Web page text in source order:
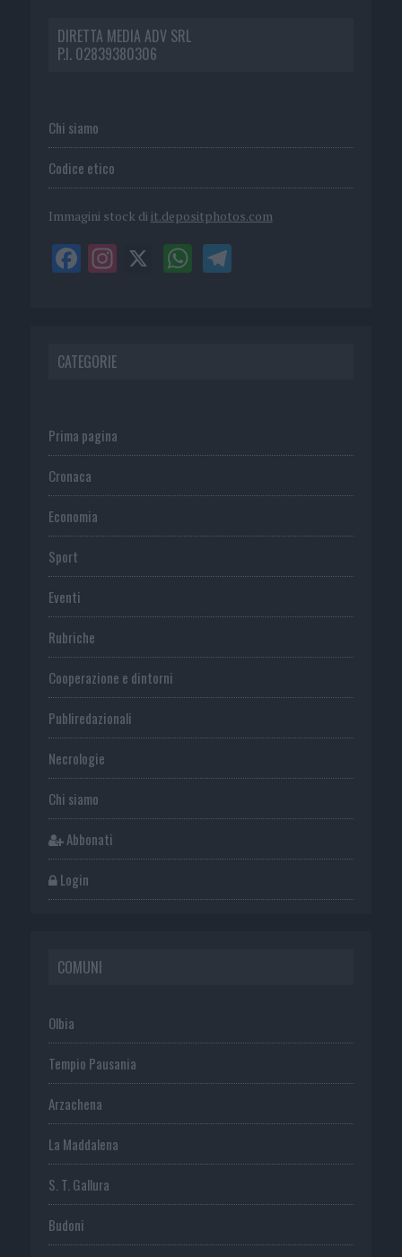
DIRETTA MEDIA ADV SRL
P.I. 02839380306
Chi siamo
Codice etico
Immagini stock di it.depositphotos.com
CATEGORIE
Prima pagina
Cronaca
Economia
Sport
Eventi
Rubriche
Cooperazione e dintorni
Publiredazionali
Necrologie
Chi siamo
Abbonati
Login
COMUNI
Olbia
Tempio Pausania
Arzachena
La Maddalena
S. T. Gallura
Budoni